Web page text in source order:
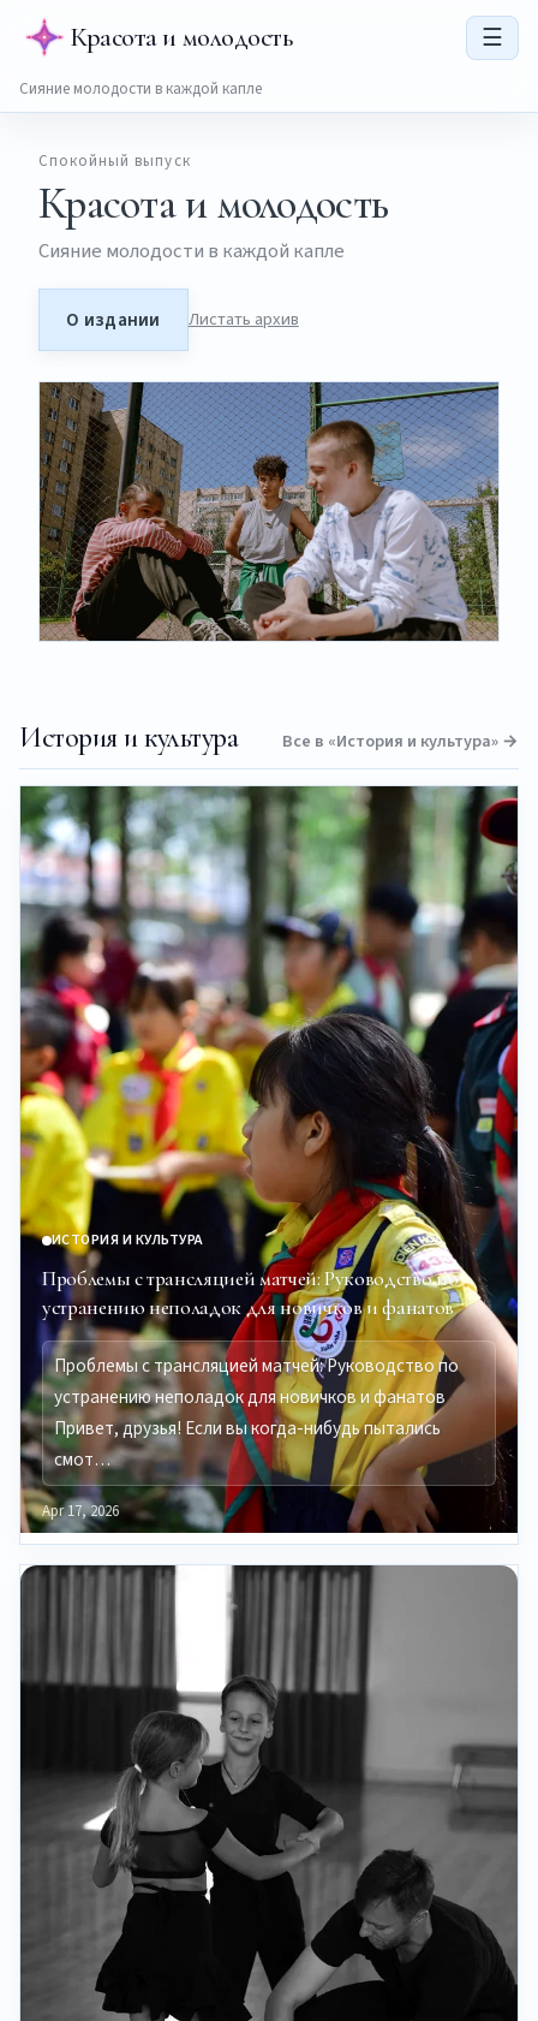
Красота и молодость ☰
Сияние молодости в каждой капле
Спокойный выпуск
Красота и молодость
Сияние молодости в каждой капле
О издании Листать архив
История и культура Все в «История и культура» →
ИСТОРИЯ И КУЛЬТУРА
Проблемы с трансляцией матчей: Руководство по
устранению неполадок для новичков и фанатов
Проблемы с трансляцией матчей: Руководство по
устранению неполадок для новичков и фанатов
Привет, друзья! Если вы когда-нибудь пытались
смот…
Apr 17, 2026